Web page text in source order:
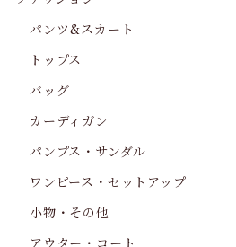
パンツ&スカート
トップス
バッグ
カーディガン
パンプス・サンダル
ワンピース・セットアップ
小物・その他
アウター・コート